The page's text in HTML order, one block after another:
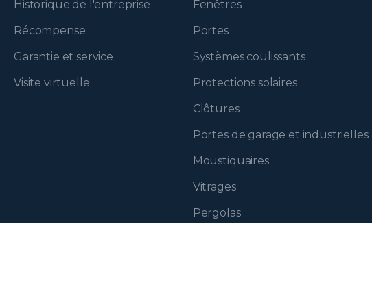
Historique de l'entreprise
Récompense
Garantie et service
Visite virtuelle
Fenêtres
Portes
Systèmes coulissants
Protections solaires
Clôtures
Portes de garage et industrielles
Moustiquaires
Vitrages
Pergolas